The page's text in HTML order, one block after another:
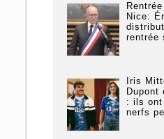
Nice:
rentrée
Iris
: ils ont
nerfs